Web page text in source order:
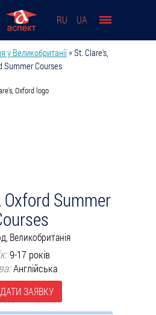
RU UA
у Великобританії »St. Clare's,
Summer Courses
Oxford Summer
Великобританія
9-17 років
Англійська
ЗАЯВКУ